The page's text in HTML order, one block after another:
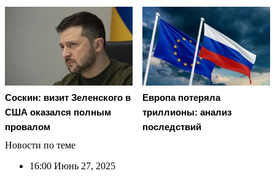
Соскин: визит Зеленского в
США оказался полным
провалом
Европа потеряла
триллионы: анализ
последствий
Новости по теме
16:00 Июнь 27, 2025